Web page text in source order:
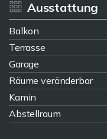
Ausstattung
Balkon
Terrasse
Garage
Räume veränderbar
Kamin
Abstellraum